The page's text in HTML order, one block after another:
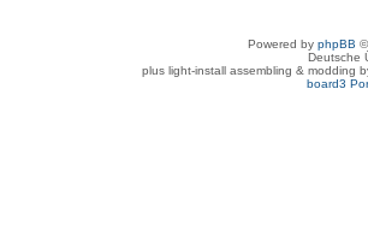
Powered by phpBB
Deutsche
plus light-install assembling & modding
board3